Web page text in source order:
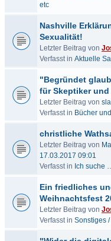
etc
Nashville
Sexualität!
Letzter Beitrag von
Verfasst in Aktuelle
"Begründet
für Skeptiker
Letzter Beitrag von
Verfasst in Bücher
christliche
Letzter Beitrag von
17.03.2017 09:01
Verfasst in Ich suche
Ein friedliches
Weihnachtsfest
Letzter Beitrag von
Verfasst in Sonstiges